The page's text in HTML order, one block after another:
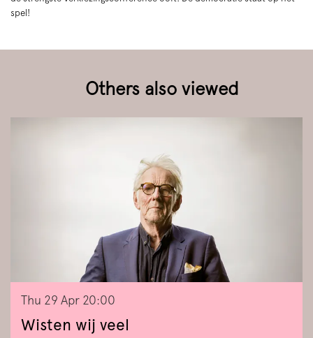
spel!
Others also viewed
Wisten wij veel
Thu 29 Apr 20:00